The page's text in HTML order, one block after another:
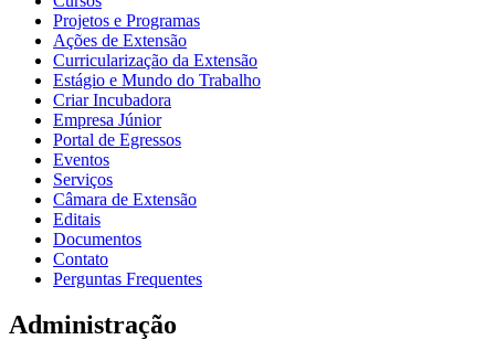
Projetos e Programas
Ações de Extensão
Curricularização da Extensão
Estágio e Mundo do Trabalho
Criar Incubadora
Empresa Júnior
Portal de Egressos
Eventos
Serviços
Câmara de Extensão
Editais
Documentos
Contato
Perguntas Frequentes
Administração